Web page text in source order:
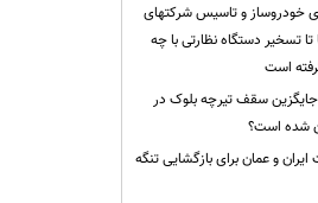
خودروساز و تاسیس شرکتهای
تا تسخیر دستگاه نظارتی با چه
است
جایگزین سقف تیرچه بلوک در
شده است؟
ایران و عمان برای بازگشایی تنگه